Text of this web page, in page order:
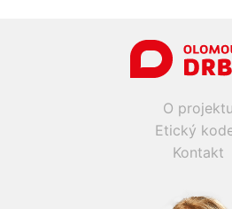
O projektu
Etický
Kontakt